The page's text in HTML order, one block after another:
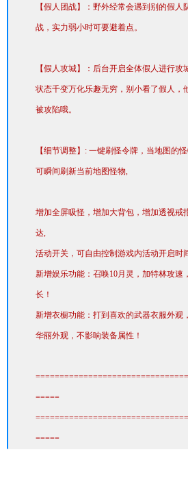
【假人团战】：野外经常会遇到别的假
战，实力弱小时可要避着点。
【假人攻城】：后台开启全体假人进行
状态千变万化乐趣无穷，别小看了假人，
被攻陷哦。
【细节调整】: 一键刷怪令牌，当地图的
可瞬间刷新当前地图怪物,
增加全屏吸怪，增加大背包，增加透视戒
达,
活动开关，可自由控制游戏内活动开启时
新增娱乐功能：召唤10月灵，加特林攻速
长！
新增衣橱功能：打到喜欢的武器衣服外观
华丽外观，不影响装备属性！
=====
=====